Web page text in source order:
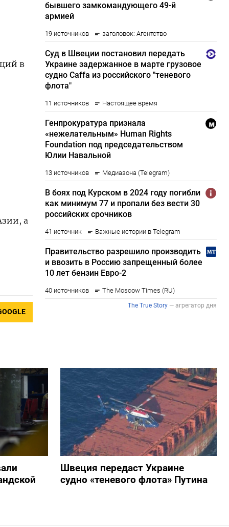
в
а
Швеция передаст Украине
судно «теневого флота» Путина